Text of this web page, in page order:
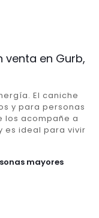
venta en Gurb,
El caniche
y para personas
los acompañe a
es ideal para vivir
mayores